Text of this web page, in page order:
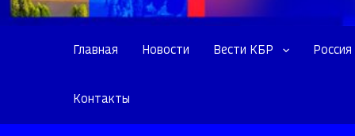
Главная Новости Вести КБР
Контакты